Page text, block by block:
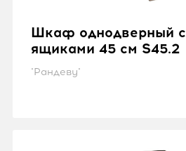
Шкаф однодверный с
ящиками 45 см S45.2
"Рандеву"